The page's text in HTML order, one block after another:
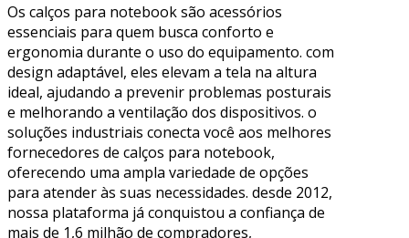
Os calços para notebook são acessórios
essenciais para quem busca conforto e
ergonomia durante o uso do equipamento. com
design adaptável, eles elevam a tela na altura
ideal, ajudando a prevenir problemas posturais
e melhorando a ventilação dos dispositivos. o
soluções industriais conecta você aos melhores
fornecedores de calços para notebook,
oferecendo uma ampla variedade de opções
para atender às suas necessidades. desde 2012,
nossa plataforma já conquistou a confiança de
mais de 1,6 milhão de compradores,